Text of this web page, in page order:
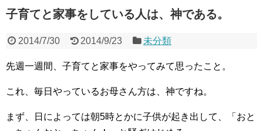
子育てと家事をしている人は、神である。
2014/7/30 2014/9/23 未分類
先週一週間、子育てと家事をやってみて思ったこと。
これ、毎日やっているお母さん方は、神ですね。
まず、日によっては朝5時とかに子供が起き出して、「おと